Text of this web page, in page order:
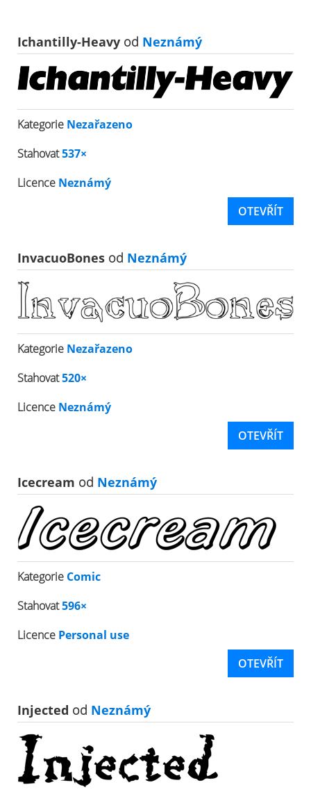
Ichantilly-Heavy od Neznámý
Kategorie Nezařazeno
Stahovat537×
Licence Neznámý
OTEVŘÍT
InvacuoBones od Neznámý
Kategorie Nezařazeno
Stahovat520×
Licence Neznámý
OTEVŘÍT
Icecream od Neznámý
Kategorie Comic
Stahovat596×
Licence Personal use
OTEVŘÍT
Injected od Neznámý